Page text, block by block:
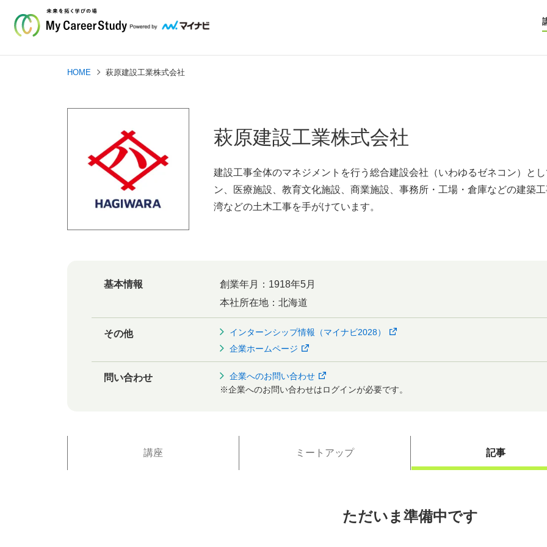
HOME 萩原建設工業株式会社
萩原建設工業株式会社
建設工事全体のマネジメントを行う総合建設会社（いわゆるゼネコン）と
ン、医療施設、教育文化施設、商業施設、事務所・工場・倉庫などの建築
湾などの土木工事を手がけています。
基本情報 創業年月： 1918年5月
本社所在地： 北海道
その他
インターンシップ情報（マイナビ2028）
企業ホームページ
問い合わせ
企業へのお問い合わせ
※企業へのお問い合わせはログインが必要です。
講座 ミートアップ 記事
ただいま準備中です